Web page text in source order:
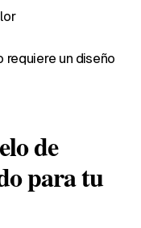
un diseño
de
para tu